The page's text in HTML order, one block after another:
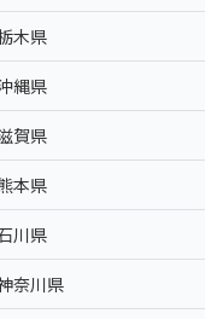
木県
縄県
賀県
本県
川県
奈川県